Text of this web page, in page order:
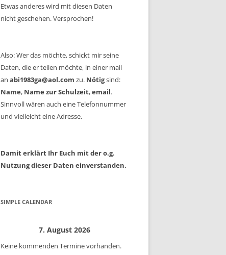
Etwas anderes wird mit diesen Daten
nicht geschehen. Versprochen!
Also: Wer das möchte, schickt mir seine
Daten, die er teilen möchte, in einer mail
an abi1983ga@aol.com zu. Nötigsind:
Name, Name zur Schulzeit,email.
Sinnvoll wären auch eine Telefonnummer
und vielleicht eine Adresse.
Damit erklärt Ihr Euch mit der o.g.
Nutzung dieser Daten einverstanden.
SIMPLE CALENDAR
7. August 2026
Keine kommenden Termine vorhanden.